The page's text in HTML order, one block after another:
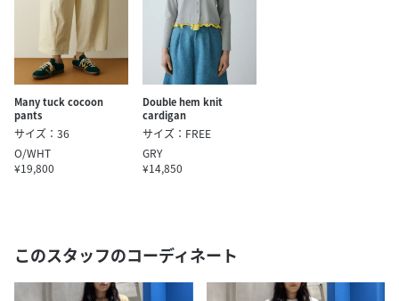
Many tuck cocoon
pants
サイズ：36
O/WHT
¥19,800
Double hem knit
cardigan
サイズ：FREE
GRY
¥14,850
このスタッフのコーディネート